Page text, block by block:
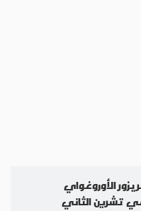
يزور الأوروغواي
في تشرين الثاني